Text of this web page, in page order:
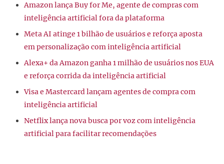
Amazon lança Buy for Me, agente de compras com
inteligência artificial fora da plataforma
Meta AI atinge 1 bilhão de usuários e reforça aposta
em personalização com inteligência artificial
Alexa+ da Amazon ganha 1 milhão de usuários nos EUA
e reforça corrida da inteligência artificial
Visa e Mastercard lançam agentes de compra com
inteligência artificial
Netflix lança nova busca por voz com inteligência
artificial para facilitar recomendações